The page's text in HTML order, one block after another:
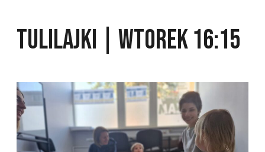
TULILAJKI | WTOREK 16:15